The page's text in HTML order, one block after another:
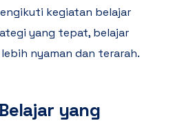
kegiatan belajar
yang tepat, belajar
nyaman dan terarah.
yang